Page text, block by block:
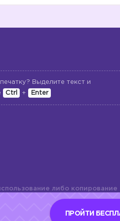
Выделите текст и
Ctrl + Enter
либо копирование
сайта, элементов дизайна и
правообладателя и
ПРОЙТИ